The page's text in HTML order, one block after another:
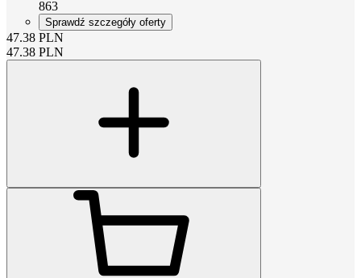
863
Sprawdź szczegóły oferty
47.38 PLN
47.38 PLN